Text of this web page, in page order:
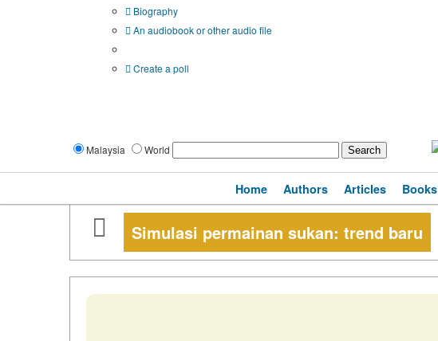
Biography
An audiobook or other audio file
Create a poll
Malaysia World
Home Authors Articles Books
Simulasi permainan sukan: trend baru